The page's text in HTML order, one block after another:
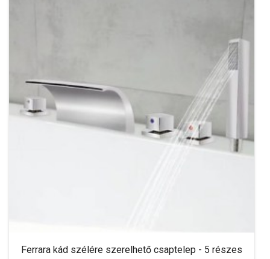
Ferrara kád szélére szerelhető csaptelep - 5 részes